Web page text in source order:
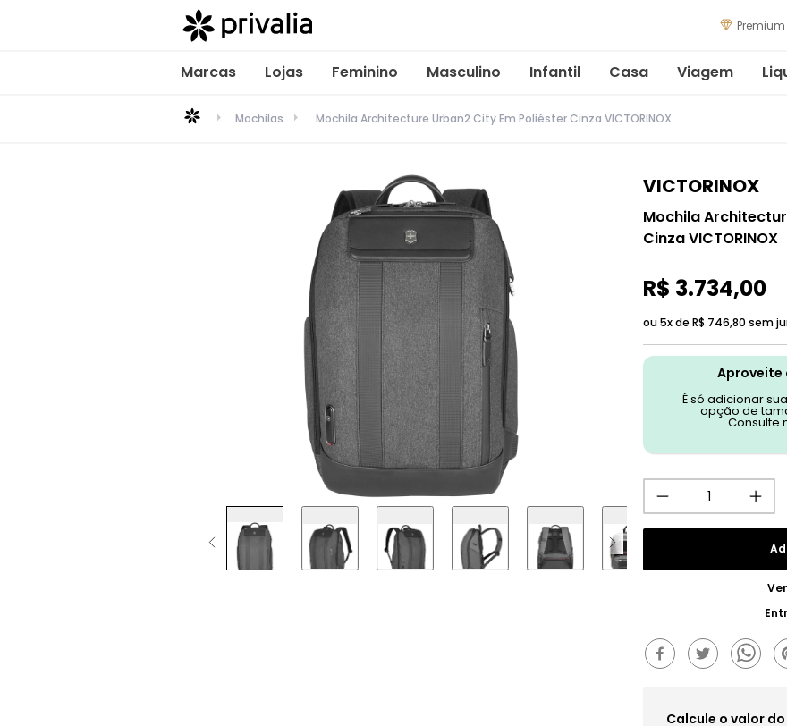
Premium
Marcas Lojas Feminino Masculino Infantil Casa Viagem
Mochilas Mochila Architecture Urban2 City Em Poliéster Cinza VICTORINOX
VICTORINOX
Mochila
Cinza VICTORINOX
R$ 3.734,00
ou 5x de R$ 746,80 sem
Aproveite
É só adicionar
opção de
Consulte